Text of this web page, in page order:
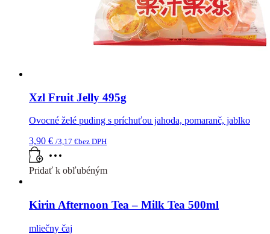
Xzl Fruit Jelly 495g
Ovocné želé puding s príchuťou jahoda, pomaranč, jablko
3,90 € /3,17 €bez DPH
Pridať k obľubéným
Kirin Afternoon Tea – Milk Tea 500ml
mliečny čaj